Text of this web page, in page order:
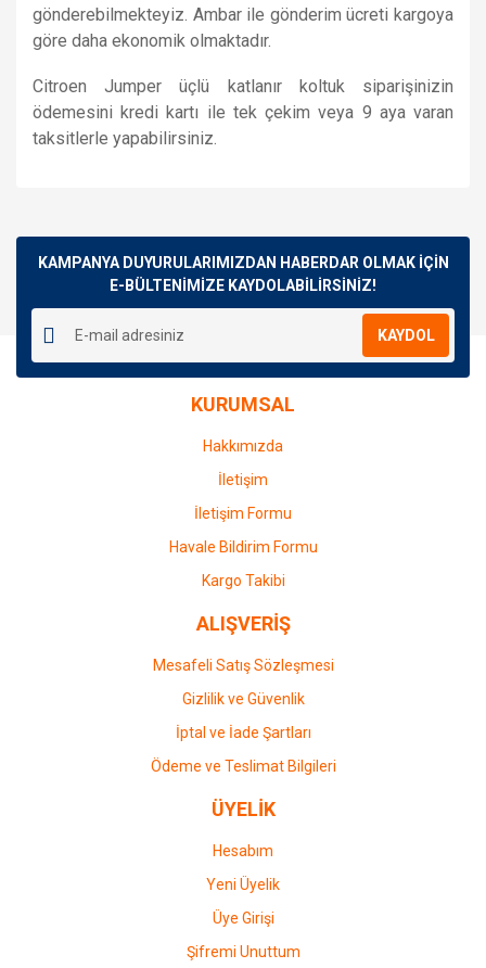
gönderebilmekteyiz. Ambar ile gönderim ücreti kargoya
göre daha ekonomik olmaktadır.
Citroen Jumper üçlü katlanır koltuk siparişinizin
ödemesini kredi kartı ile tek çekim veya 9 aya varan
taksitlerle yapabilirsiniz.
Yorum Yaz
kullanarak tarafımıza iletebilirsiniz.
Görüş ve önerileriniz için teşekkür ederiz.
Ürün resmi kalitesiz, bozuk veya görüntülenemiyor.
Ürün açıklamasında eksik bilgiler bulunuyor.
Ürün bilgilerinde hatalar bulunuyor.
Ürün fiyatı diğer sitelerden daha pahalı.
Gönder
KAMPANYA DUYURULARIMIZDAN HABERDAR OLMAK İÇİN
E-BÜLTENİMİZE KAYDOLABİLİRSİNİZ!
KAYDOL
KURUMSAL
Hakkımızda
İletişim
İletişim Formu
Havale Bildirim Formu
Kargo Takibi
ALIŞVERİŞ
Mesafeli Satış Sözleşmesi
Gizlilik ve Güvenlik
İptal ve İade Şartları
Ödeme ve Teslimat Bilgileri
ÜYELİK
Hesabım
Yeni Üyelik
Üye Girişi
Şifremi Unuttum